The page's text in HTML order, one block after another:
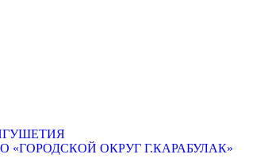
ОКРУГ Г.КАРАБУЛАК»